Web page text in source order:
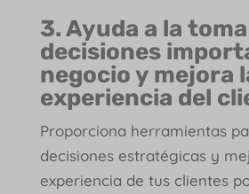
3. Ayuda a la
decisiones
negocio y mejora
experiencia del
Proporciona herramientas
decisiones estratégicas y
experiencia de tus clientes